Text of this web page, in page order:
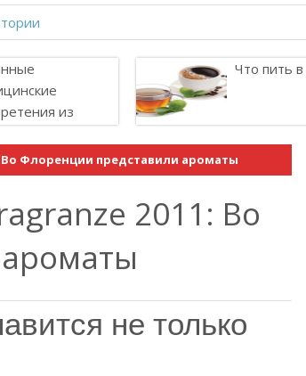
из
Что пить
Флоренции представили ароматы
2011: Во
не только